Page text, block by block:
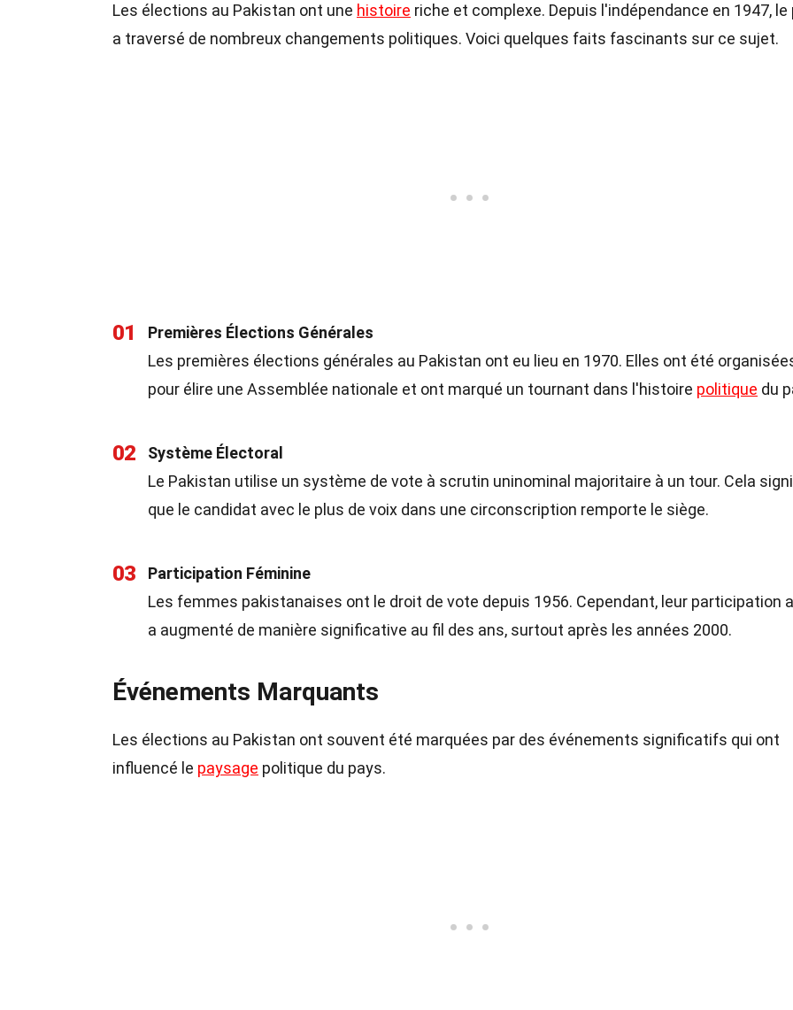
Les élections au Pakistan ont une histoire riche et complexe. Depuis l'indépendance en 1947, le
a traversé de nombreux changements politiques. Voici quelques faits fascinants sur ce sujet.
01
Premières Élections Générales
Les premières élections générales au Pakistan ont eu lieu en 1970. Elles ont été
pour élire une Assemblée nationale et ont marqué un tournant dans l'histoire politique du
02
Système Électoral
Le Pakistan utilise un système de vote à scrutin uninominal majoritaire à un tour. Cela
que le candidat avec le plus de voix dans une circonscription remporte le siège.
03
Participation Féminine
Les femmes pakistanaises ont le droit de vote depuis 1956. Cependant, leur participation
a augmenté de manière significative au fil des ans, surtout après les années 2000.
Événements Marquants
Les élections au Pakistan ont souvent été marquées par des événements significatifs qui ont
influencé le paysage politique du pays.